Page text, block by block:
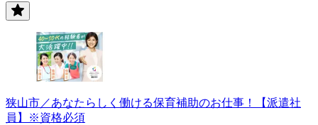
狭山市／あなたらしく働ける保育補助のお仕事！【派遣社
員】※資格必須